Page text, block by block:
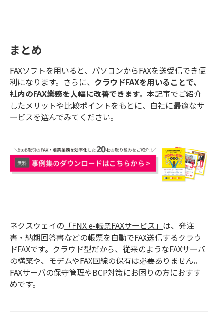
まとめ
FAXソフトを用いると、パソコンからFAXを送受信でき便
利になります。さらに、 クラウドFAXを用いることで、
社内のFAX業務を大幅に改善できます。 本記事でご紹介
したメリットや比較ポイントをもとに、自社に最適なサ
ービスを選んでみてください。
ネクスウェイの 「FNX e-帳票FAXサービス」 は、発注
書・納期回答書などの帳票を自動でFAX送信するクラウ
ドFAXです。クラウド型だから、従来のようなFAXサーバ
の構築や、モデムやFAX回線の保有は必要ありません。
FAXサーバの保守管理やBCP対策にお困りの方におすす
めです。